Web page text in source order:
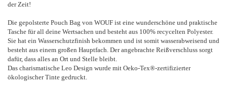
der Zeit!
Die gepolsterte Pouch Bag von WOUF ist eine wunderschöne und praktische
Tasche für all deine Wertsachen und besteht aus 100% recycelten Polyester.
Sie hat ein Wasserschutzfinish bekommen und ist somit wasserabweisend und
besteht aus einem großen Hauptfach. Der angebrachte Reißverschluss sorgt
dafür, dass alles an Ort und Stelle bleibt.
Das charismatische Leo Design wurde mit Oeko-Tex®-zertifizierter
ökologischer Tinte gedruckt.